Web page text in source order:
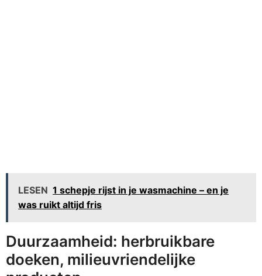
LESEN 1 schepje rijst in je wasmachine – en je
was ruikt altijd fris
Duurzaamheid: herbruikbare
doeken, milieuvriendelijke